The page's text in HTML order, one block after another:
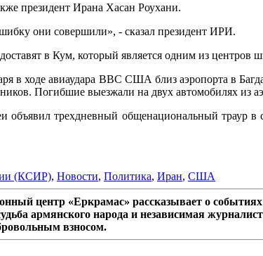
президент Ирана Хасан Роухани.
они совершили», - сказал президент ИРИ.
в Кум, который является одним из центров
в ходе авиаудара ВВС США близ аэропорта в
Погибшие выезжали на двух автомобилях из
трехдневный общенациональный траур в
(КСИР), Новости, Политика, Иран, США
центр «Еркрамас» рассказывает о
армянского народа и независимая
взносом.